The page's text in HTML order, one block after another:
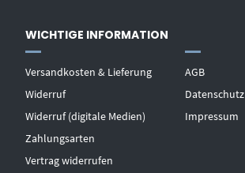
WICHTIGE INFORMATION
Versandkosten & Lieferung
Widerruf
Widerruf (digitale Medien)
Zahlungsarten
Vertrag widerrufen
AGB
Datenschutz
Impressum